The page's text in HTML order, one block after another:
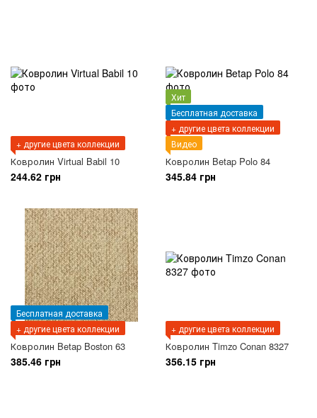
+ другие цвета коллекции
Ковролин Virtual Babil 10
244.62 грн
Хит
Бесплатная доставка
+ другие цвета коллекции
Видео
Ковролин Betap Polo 84
345.84 грн
Бесплатная доставка
+ другие цвета коллекции
Ковролин Betap Boston 63
385.46 грн
+ другие цвета коллекции
Ковролин Timzo Conan 8327
356.15 грн